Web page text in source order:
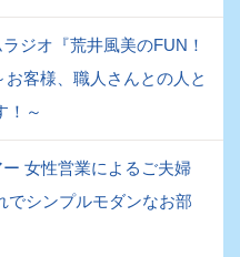
ジオ『荒井風美のFUN！
客様、職人さんとの人と
！～
女性営業によるご夫婦
でシンプルモダンなお部